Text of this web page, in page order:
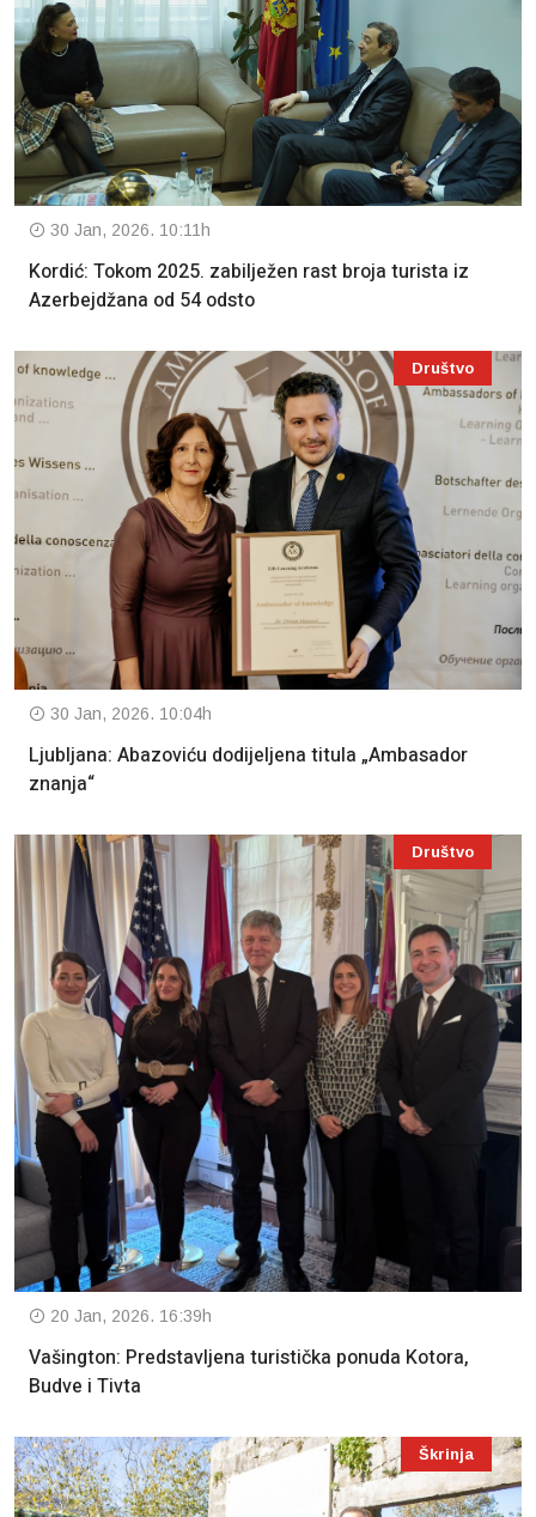
30 Jan, 2026. 10:11h
Kordić: Tokom 2025. zabilježen rast broja turista iz
Azerbejdžana od 54 odsto
Društvo
30 Jan, 2026. 10:04h
Ljubljana: Abazoviću dodijeljena titula „Ambasador
znanja“
Društvo
20 Jan, 2026. 16:39h
Vašington: Predstavljena turistička ponuda Kotora,
Budve i Tivta
Škrinja